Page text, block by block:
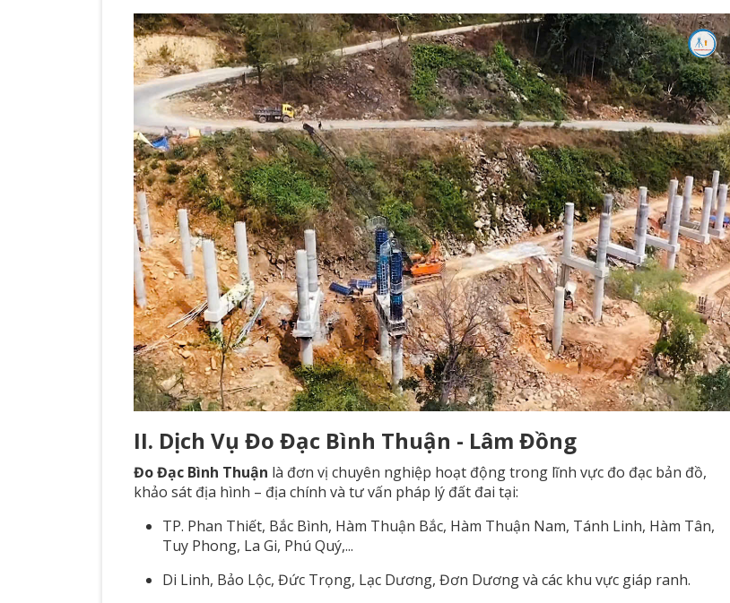
II. Dịch Vụ Đo Đạc Bình Thuận - Lâm Đồng
Đo Đạc Bình Thuận là đơn vị chuyên nghiệp hoạt động trong lĩnh vực đo đạc bản đồ,
khảo sát địa hình – địa chính và tư vấn pháp lý đất đai tại:
TP. Phan Thiết, Bắc Bình, Hàm Thuận Bắc, Hàm Thuận Nam, Tánh Linh, Hàm Tân,
Tuy Phong, La Gi, Phú Quý,...
Di Linh, Bảo Lộc, Đức Trọng, Lạc Dương, Đơn Dương và các khu vực giáp ranh.